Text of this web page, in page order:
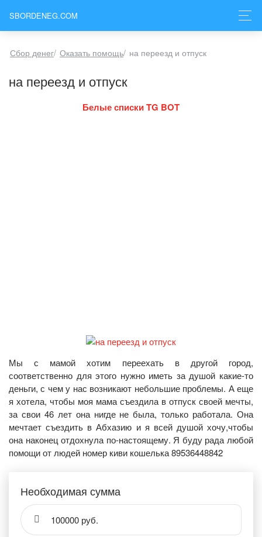
SBORDENEG.COM
Сбор денег/ Оказать помощь/ на переезд и отпуск
на переезд и отпуск
Белые списки TG BOT
Мы с мамой хотим переехать в другой город,
соответственно для этого нужно иметь за душой какие-то
деньги, с чем у нас возникают небольшие проблемы. А еще
я хотела, чтобы моя мама съездила в отпуск своей мечты,
за свои 46 лет она нигде не была, только работала. Она
мечтает съездить в Абхазию и я всей душой хочу,чтобы
она наконец отдохнула по-настоящему. Я буду рада любой
помощи от людей номер киви кошелька 89536448842
Необходимая сумма
100000 руб.